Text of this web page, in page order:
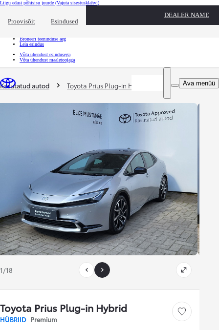
Liigu edasi põhisisu juurde (Vajuta sisestusklahvi)
Proovisõit Esindused
DEALER NAME
Kiirtee Klõpsa kiirtee ülekatte sulgemiseks
Broneeri teeninduse aeg
Leia esindus
Võta ühendust esindusega
Võta ühendust maaletoojaga
Ava menüü
Sina oled siin
Kasutatud autod Toyota Prius Plug-in Hybrid
1/18
Toyota Prius Plug-in Hybrid
HÜBRIID Premium
Salvesta